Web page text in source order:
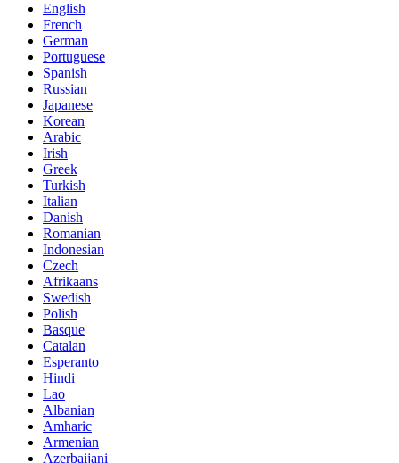
English
French
German
Portuguese
Spanish
Russian
Japanese
Korean
Arabic
Irish
Greek
Turkish
Italian
Danish
Romanian
Indonesian
Czech
Afrikaans
Swedish
Polish
Basque
Catalan
Esperanto
Hindi
Lao
Albanian
Amharic
Armenian
Azerbaijani